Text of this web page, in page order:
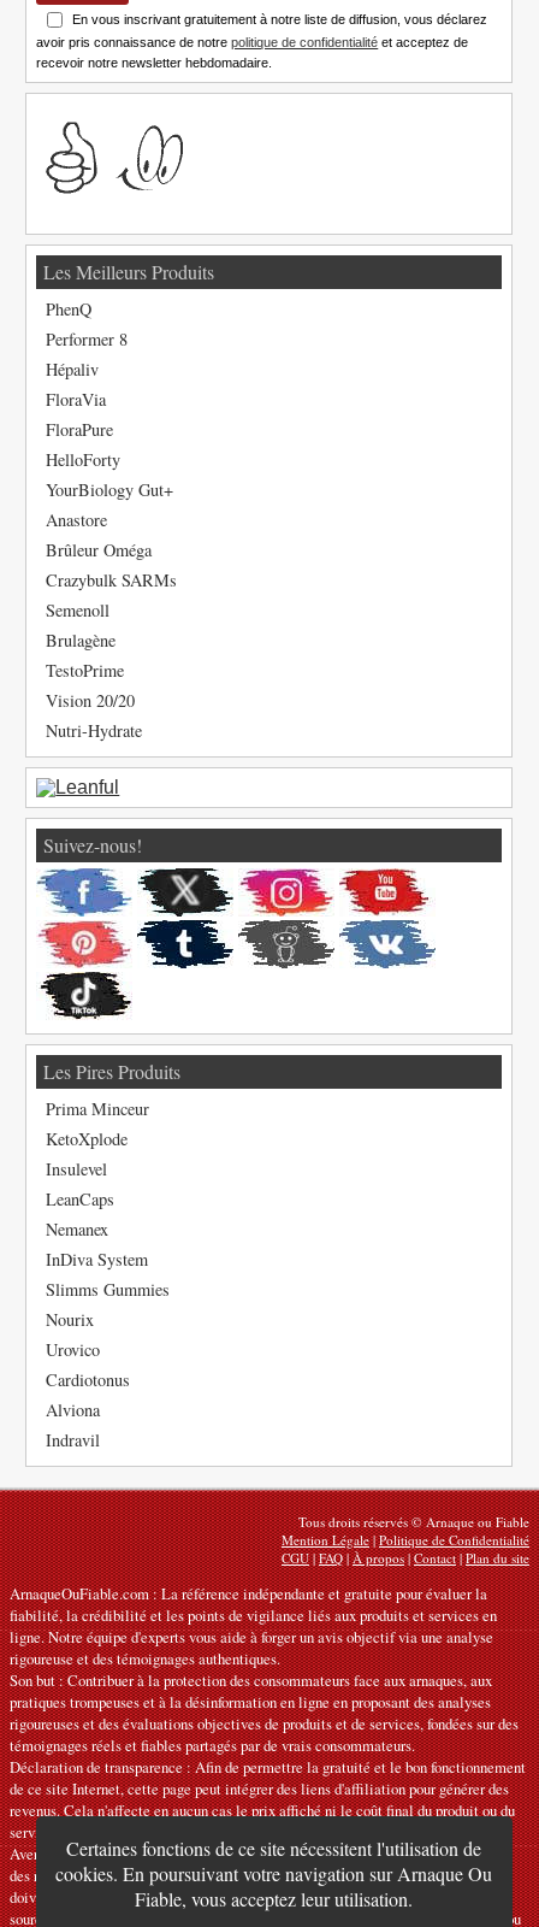
Certaines fonctions de ce site nécessitent l'utilisation de
cookies. En poursuivant votre navigation sur Arnaque Ou
Fiable, vous acceptez leur utilisation.
En vous inscrivant gratuitement à notre liste de diffusion, vous déclarez
avoir pris connaissance de notrepolitique de confidentialité et acceptez de
recevoir notre newsletter hebdomadaire.
Les Meilleurs Produits
PhenQ
Performer 8
Hépaliv
FloraVia
FloraPure
HelloForty
YourBiology Gut+
Anastore
Brûleur Oméga
Crazybulk SARMs
Semenoll
Brulagène
TestoPrime
Vision 20/20
Nutri-Hydrate
Suivez-nous!
Les Pires Produits
Prima Minceur
KetoXplode
Insulevel
LeanCaps
Nemanex
InDiva System
Slimms Gummies
Nourix
Urovico
Cardiotonus
Alviona
Indravil
Tous droits réservés © Arnaque ou Fiable
Mention Légale|Politique de Confidentialité
CGU|FAQ|À propos|Contact|Plan du site
ArnaqueOuFiable.com : La référence indépendante et gratuite pour évaluer la
fiabilité, la crédibilité et les points de vigilance liés aux produits et services en
ligne. Notre équipe d'experts vous aide à forger un avis objectif via une analyse
rigoureuse et des témoignages authentiques.
Son but : Contribuer à la protection des consommateurs face aux arnaques, aux
pratiques trompeuses et à la désinformation en ligne en proposant des analyses
rigoureuses et des évaluations objectives de produits et de services, fondées sur des
témoignages réels et fiables partagés par de vrais consommateurs.
Déclaration de transparence : Afin de permettre la gratuité et le bon fonctionnement
de ce site Internet, cette page peut intégrer des liens d'affiliation pour générer des
revenus. Cela n'affecte en aucun cas le prix affiché ni le coût final du produit ou du
service.
Avertissements : Nos articles expriment des avis personnels et ne constituent pas
des recommandations officielles. Les informations fournies sont indicatives et
doivent être confirmées auprès du fabricant, du vendeur, du prestataire ou d’une
source officielle compétente. Nous déclinons toute responsabilité en cas d'erreur ou